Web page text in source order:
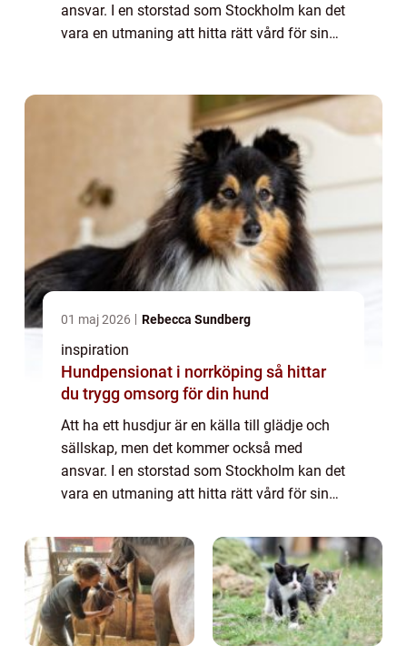
ansvar. I en storstad som Stockholm kan det
vara en utmaning att hitta rätt vård för sina
01 maj 2026 Rebecca Sundberg
inspiration
Hundpensionat i norrköping så hittar
du trygg omsorg för din hund
Att ha ett husdjur är en källa till glädje och
sällskap, men det kommer också med
ansvar. I en storstad som Stockholm kan det
vara en utmaning att hitta rätt vård för sina